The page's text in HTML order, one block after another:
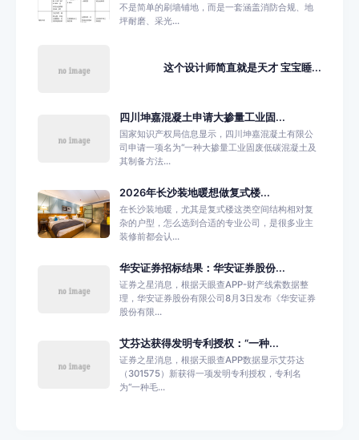
不是简单的刷墙铺地，而是一套涵盖消防合规、地
坪耐磨、采光...
这个设计师简直就是天才 宝宝睡...
四川坤嘉混凝土申请大掺量工业固...
国家知识产权局信息显示，四川坤嘉混凝土有限公
司申请一项名为“一种大掺量工业固废低碳混凝土及
其制备方法...
2026年长沙装地暖想做复式楼...
在长沙装地暖，尤其是复式楼这类空间结构相对复
杂的户型，怎么选到合适的专业公司，是很多业主
装修前都会认...
华安证券招标结果：华安证券股份...
证券之星消息，根据天眼查APP-财产线索数据整
理，华安证券股份有限公司8月3日发布《华安证券
股份有限...
艾芬达获得发明专利授权：“一种...
证券之星消息，根据天眼查APP数据显示艾芬达
（301575）新获得一项发明专利授权，专利名
为“一种毛...